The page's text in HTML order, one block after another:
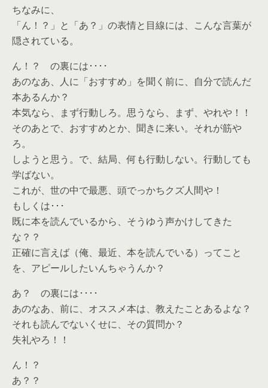
ちなみに、
「ん！？」と「あ？」の表情と目線には、こんな言葉が
隠されている。
ん！？ の裏には････
あのなあ、人に「おすすめ」を聞く前に、自分で読んだ
本あるんか？
本気なら、まず行動しろ。思うなら、まず、やれや！！
そのあとで、おすすめとか、聞きに来い。それが筋や
ろ。
しようと思う。で、結局、何も行動しない。行動しても
学ばない。
これが、世の中で最悪、頭でっかちクズ人間や！
もしくは･･･
既に本を読んでいるから、そうゆう声かけしてきた
な？？
正確に言えば（俺、最近、本を読んでいる）ってこと
を、アピールしたいんちゃうんか？
あ？ の裏には････
あのなあ、前に、オススメ本は、教えたことあるよな？
それも読んでないくせに、その質問か？
失礼やろ！！
ん！？
あ？？